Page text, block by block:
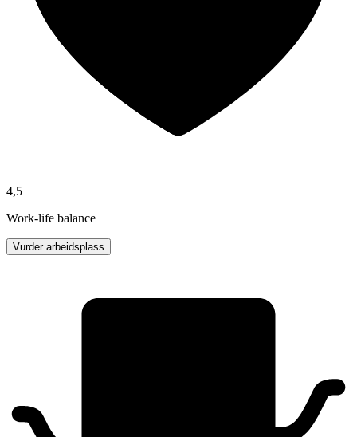
4,5
Work-life balance
Vurder arbeidsplass